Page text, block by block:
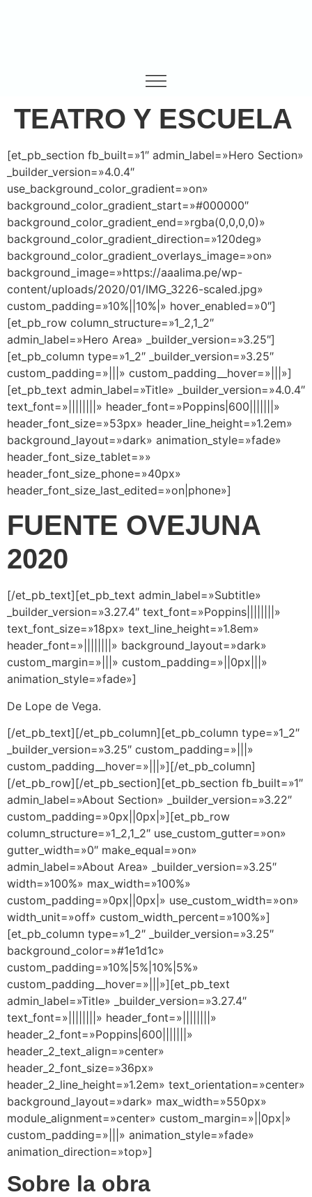
TEATRO Y ESCUELA
[et_pb_section fb_built=»1″ admin_label=»Hero Section»
_builder_version=»4.0.4″
use_background_color_gradient=»on»
background_color_gradient_start=»#000000″
background_color_gradient_end=»rgba(0,0,0,0)»
background_color_gradient_direction=»120deg»
background_color_gradient_overlays_image=»on»
background_image=»https://aaalima.pe/wp-
content/uploads/2020/01/IMG_3226-scaled.jpg»
custom_padding=»10%||10%|» hover_enabled=»0″]
[et_pb_row column_structure=»1_2,1_2″
admin_label=»Hero Area» _builder_version=»3.25″]
[et_pb_column type=»1_2″ _builder_version=»3.25″
custom_padding=»|||» custom_padding__hover=»|||»]
[et_pb_text admin_label=»Title» _builder_version=»4.0.4″
text_font=»||||||||» header_font=»Poppins|600|||||||»
header_font_size=»53px» header_line_height=»1.2em»
background_layout=»dark» animation_style=»fade»
header_font_size_tablet=»»
header_font_size_phone=»40px»
header_font_size_last_edited=»on|phone»]
FUENTE OVEJUNA
2020
[/et_pb_text][et_pb_text admin_label=»Subtitle»
_builder_version=»3.27.4″ text_font=»Poppins||||||||»
text_font_size=»18px» text_line_height=»1.8em»
header_font=»||||||||» background_layout=»dark»
custom_margin=»|||» custom_padding=»||0px|||»
animation_style=»fade»]
De Lope de Vega.
[/et_pb_text][/et_pb_column][et_pb_column type=»1_2″
_builder_version=»3.25″ custom_padding=»|||»
custom_padding__hover=»|||»][/et_pb_column]
[/et_pb_row][/et_pb_section][et_pb_section fb_built=»1″
admin_label=»About Section» _builder_version=»3.22″
custom_padding=»0px||0px|»][et_pb_row
column_structure=»1_2,1_2″ use_custom_gutter=»on»
gutter_width=»0″ make_equal=»on»
admin_label=»About Area» _builder_version=»3.25″
width=»100%» max_width=»100%»
custom_padding=»0px||0px|» use_custom_width=»on»
width_unit=»off» custom_width_percent=»100%»]
[et_pb_column type=»1_2″ _builder_version=»3.25″
background_color=»#1e1d1c»
custom_padding=»10%|5%|10%|5%»
custom_padding__hover=»|||»][et_pb_text
admin_label=»Title» _builder_version=»3.27.4″
text_font=»||||||||» header_font=»||||||||»
header_2_font=»Poppins|600|||||||»
header_2_text_align=»center»
header_2_font_size=»36px»
header_2_line_height=»1.2em» text_orientation=»center»
background_layout=»dark» max_width=»550px»
module_alignment=»center» custom_margin=»||0px|»
custom_padding=»|||» animation_style=»fade»
animation_direction=»top»]
Sobre la obra